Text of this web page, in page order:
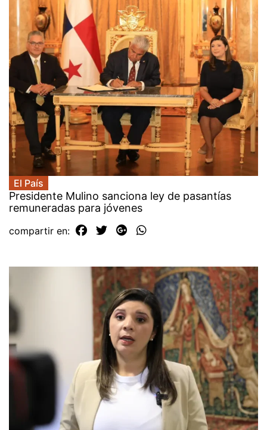
El País
Presidente Mulino sanciona ley de pasantías
remuneradas para jóvenes
compartir en: